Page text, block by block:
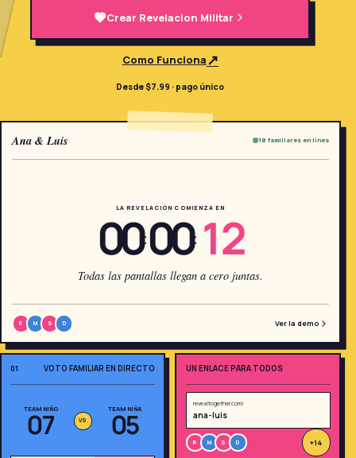
Herramientas Gratis
Iniciar Sesión
🇺🇸 EN 🇫🇷 FR 🇪🇸
Crear Revelacion Militar
Como Funciona↗
Desde $7.99 · pago único
01 VOTO FAMILIAR EN DIRECTO
TEAM NIÑO
07 VS
TEAM NIÑA
05
Ana & Luis 18 familiares en línea
LA REVELACIÓN COMIENZA EN
00:00: 12
Todas las pantallas llegan a cero juntas.
R M S D Ver la demo
UN ENLACE PARA TODOS
revealtogether.com/
ana-luis
R M S D +14